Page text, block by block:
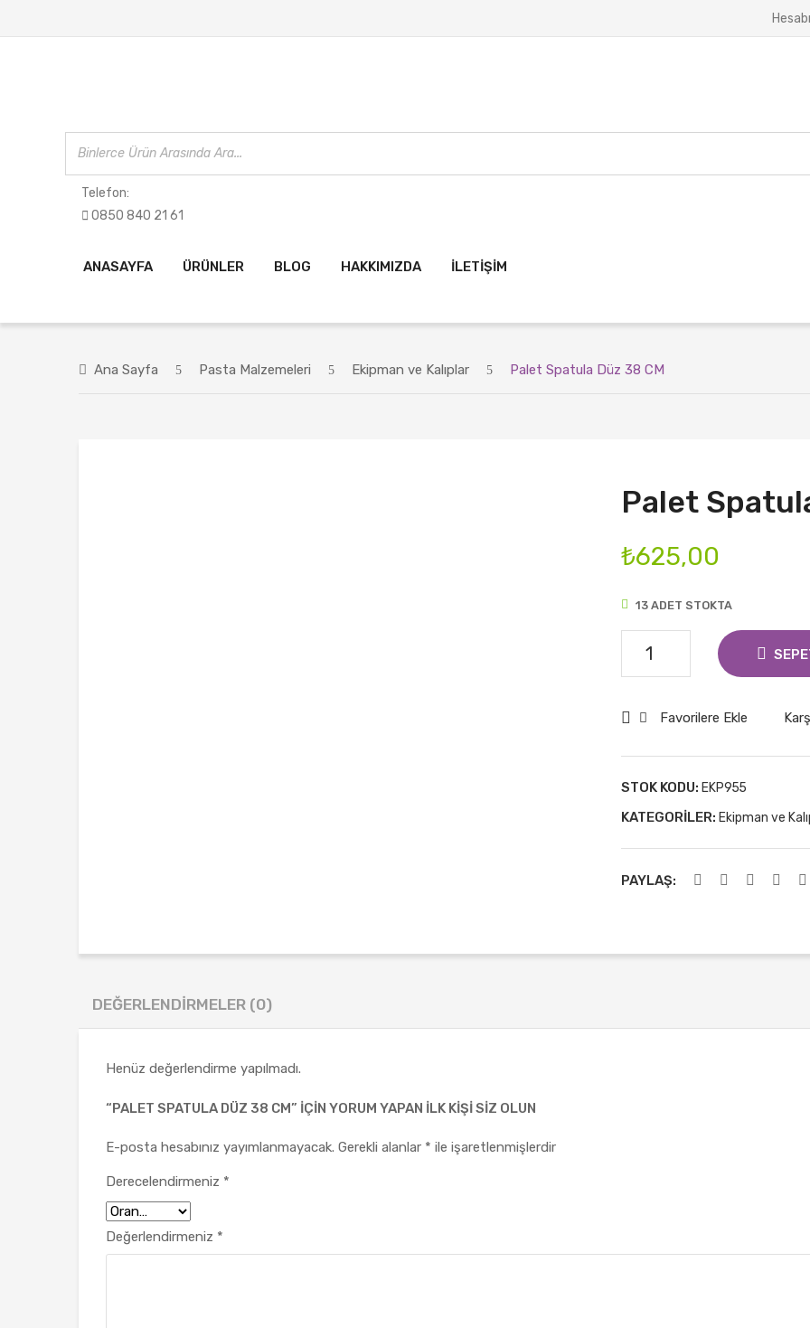
Telefon:
0850 840 21 61
ANASAYFA ÜRÜNLER BLOG HAKKIMIZDA İLETIŞIM
Ana Sayfa Pasta Malzemeleri Ekipman ve Kalıplar Palet Spatula Düz 38 CM
Palet
₺625,00
13 ADET STOKTA
Palet
38
Favorilere Ekle
STOK KODU: EKP955
KATEGORILER: Ekipman ve
PAYLAŞ:
DEĞERLENDIRMELER (0)
Henüz değerlendirme yapılmadı.
“PALET SPATULA DÜZ 38 CM” IÇIN YORUM YAPAN ILK KIŞI SIZ OLUN
E-posta hesabınız yayımlanmayacak. Gerekli alanlar * ile işaretlenmişlerdir
Derecelendirmeniz *
Değerlendirmeniz *